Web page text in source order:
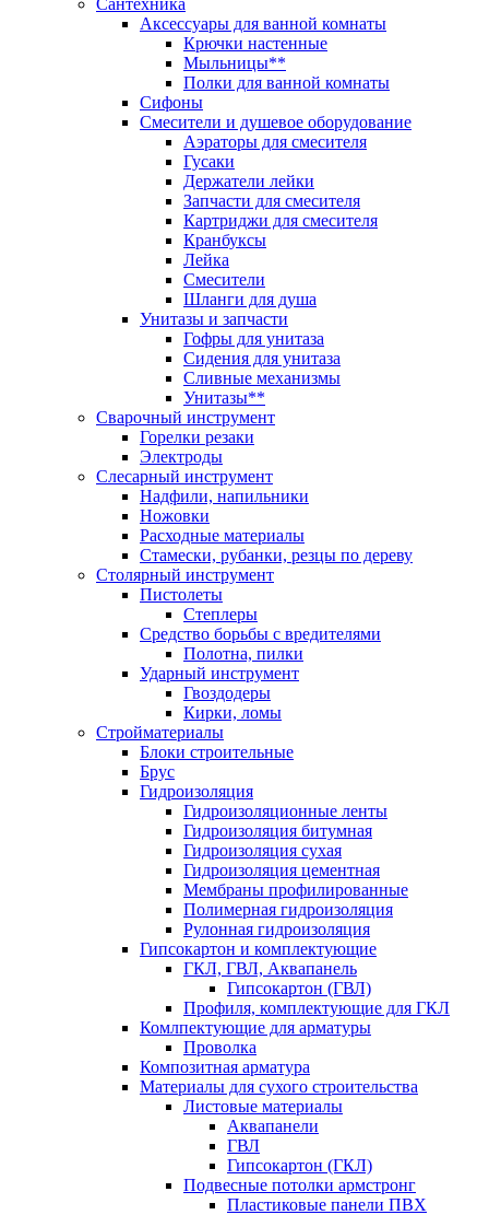
Сантехника
Аксессуары для ванной комнаты
Крючки настенные
Мыльницы**
Полки для ванной комнаты
Сифоны
Смесители и душевое оборудование
Аэраторы для смесителя
Гусаки
Держатели лейки
Запчасти для смесителя
Картриджи для смесителя
Кранбуксы
Лейка
Смесители
Шланги для душа
Унитазы и запчасти
Гофры для унитаза
Сидения для унитаза
Сливные механизмы
Унитазы**
Сварочный инструмент
Горелки резаки
Электроды
Слесарный инструмент
Надфили, напильники
Ножовки
Расходные материалы
Стамески, рубанки, резцы по дереву
Столярный инструмент
Пистолеты
Степлеры
Средство борьбы с вредителями
Полотна, пилки
Ударный инструмент
Гвоздодеры
Кирки, ломы
Стройматериалы
Блоки строительные
Брус
Гидроизоляция
Гидроизоляционные ленты
Гидроизоляция битумная
Гидроизоляция сухая
Гидроизоляция цементная
Мембраны профилированные
Полимерная гидроизоляция
Рулонная гидроизоляция
Гипсокартон и комплектующие
ГКЛ, ГВЛ, Аквапанель
Гипсокартон (ГВЛ)
Профиля, комплектующие для ГКЛ
Комлпектующие для арматуры
Проволка
Композитная арматура
Материалы для сухого строительства
Листовые материалы
Аквапанели
ГВЛ
Гипсокартон (ГКЛ)
Подвесные потолки армстронг
Пластиковые панели ПВХ